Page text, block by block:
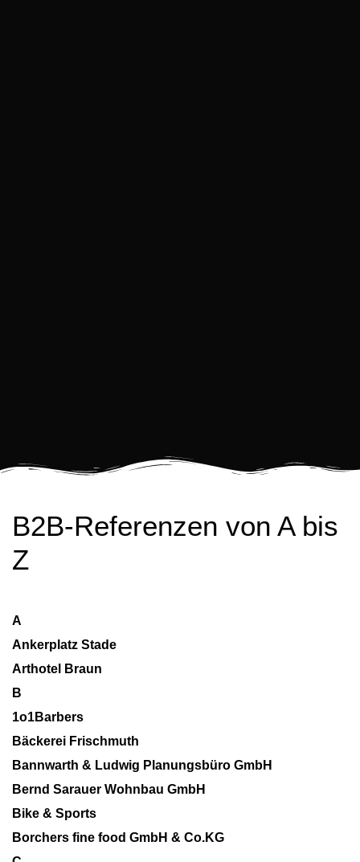
B2B-Referenzen von A bis
Z
A
Ankerplatz Stade
Arthotel Braun
B
1o1Barbers
Bäckerei Frischmuth
Bannwarth & Ludwig Planungsbüro GmbH
Bernd Sarauer Wohnbau GmbH
Bike & Sports
Borchers fine food GmbH & Co.KG